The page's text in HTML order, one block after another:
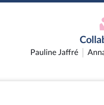
Pauline Jaffré